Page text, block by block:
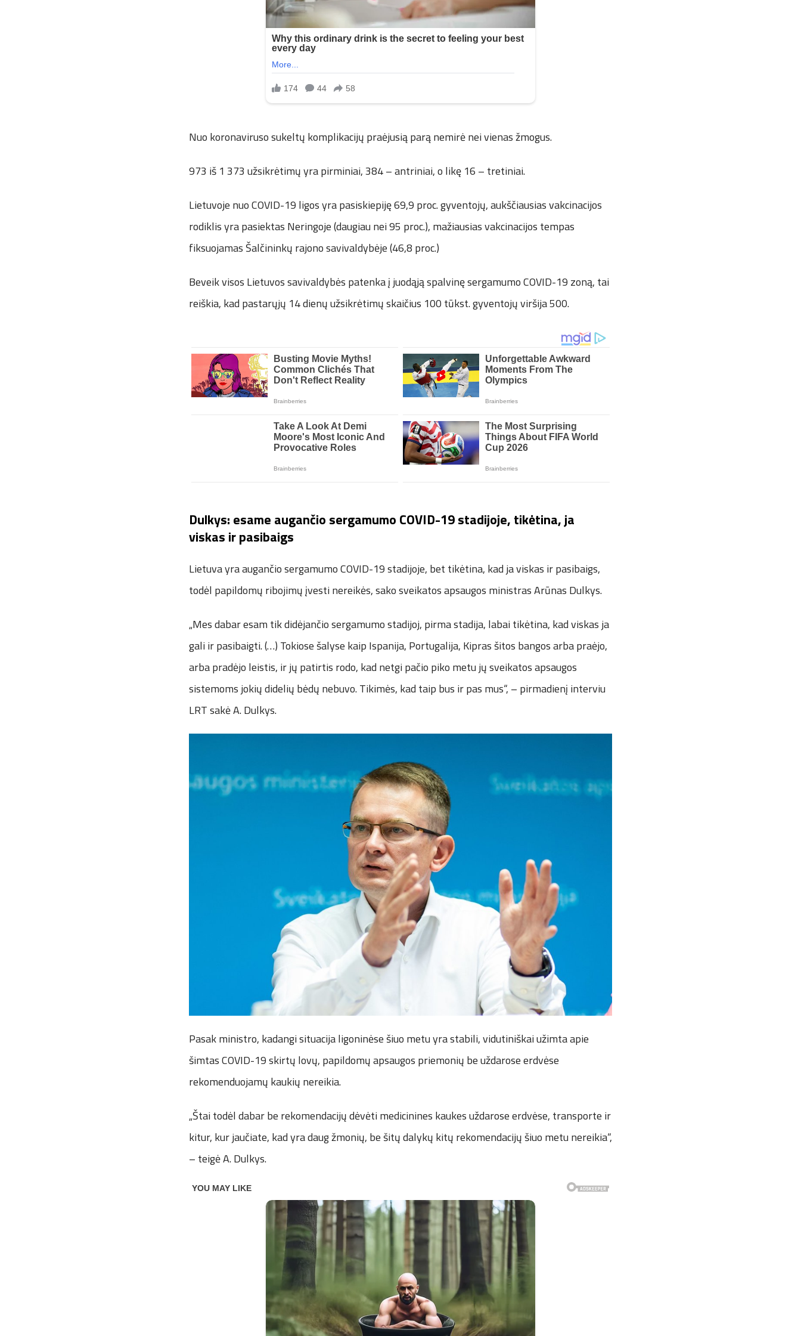
Nuo koronaviruso sukeltų komplikacijų praėjusią parą nemirė nei vienas žmogus.
973 iš 1 373 užsikrėtimų yra pirminiai, 384 – antriniai, o likę 16 – tretiniai.
Lietuvoje nuo COVID-19 ligos yra pasiskiepiję 69,9 proc. gyventojų, aukščiausias vakcinacijos
rodiklis yra pasiektas Neringoje (daugiau nei 95 proc.), mažiausias vakcinacijos tempas
fiksuojamas Šalčininkų rajono savivaldybėje (46,8 proc.)
Beveik visos Lietuvos savivaldybės patenka į juodąją spalvinę sergamumo COVID-19 zoną, tai
reiškia, kad pastarųjų 14 dienų užsikrėtimų skaičius 100 tūkst. gyventojų viršija 500.
Dulkys: esame augančio sergamumo COVID-19 stadijoje, tikėtina, ja
viskas ir pasibaigs
Lietuva yra augančio sergamumo COVID-19 stadijoje, bet tikėtina, kad ja viskas ir pasibaigs,
todėl papildomų ribojimų įvesti nereikės, sako sveikatos apsaugos ministras Arūnas Dulkys.
„Mes dabar esam tik didėjančio sergamumo stadijoj, pirma stadija, labai tikėtina, kad viskas ja
gali ir pasibaigti. (…) Tokiose šalyse kaip Ispanija, Portugalija, Kipras šitos bangos arba praėjo,
arba pradėjo leistis, ir jų patirtis rodo, kad netgi pačio piko metu jų sveikatos apsaugos
sistemoms jokių didelių bėdų nebuvo. Tikimės, kad taip bus ir pas mus“, – pirmadienį interviu
LRT sakė A. Dulkys.
Pasak ministro, kadangi situacija ligoninėse šiuo metu yra stabili, vidutiniškai užimta apie
šimtas COVID-19 skirtų lovų, papildomų apsaugos priemonių be uždarose erdvėse
rekomenduojamų kaukių nereikia.
„Štai todėl dabar be rekomendacijų dėvėti medicinines kaukes uždarose erdvėse, transporte ir
kitur, kur jaučiate, kad yra daug žmonių, be šitų dalykų kitų rekomendacijų šiuo metu nereikia“,
– teigė A. Dulkys.